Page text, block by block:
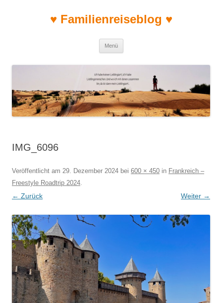
♥ Familienreiseblog ♥
Menü
IMG_6096
Veröffentlicht am 29. Dezember 2024 bei 600 × 450 in Frankreich –
Freestyle Roadtrip 2024.
← Zurück Weiter →